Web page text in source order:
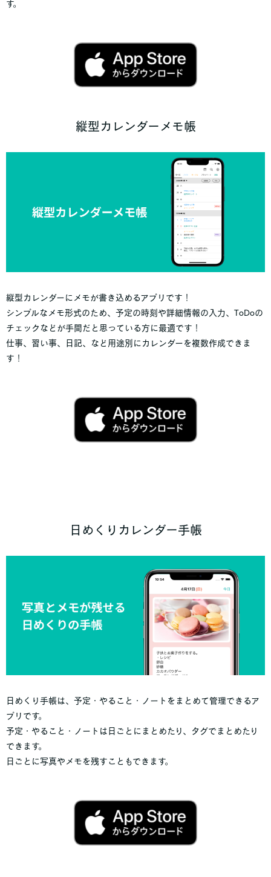
す。
縦型カレンダーメモ帳
縦型カレンダーにメモが書き込めるアプリです！
シンプルなメモ形式のため、予定の時刻や詳細情報の入力、ToDoの
チェックなどが手間だと思っている方に最適です！
仕事、習い事、日記、など用途別にカレンダーを複数作成できま
す！
日めくりカレンダー手帳
日めくり手帳は、予定・やること・ノートをまとめて管理できるア
プリです。
予定・やること・ノートは日ごとにまとめたり、タグでまとめたり
できます。
日ごとに写真やメモを残すこともできます。